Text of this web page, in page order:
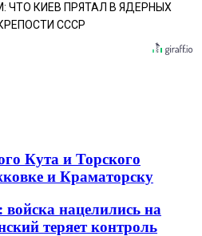
ЧТО КИЕВ ПРЯТАЛ В ЯДЕРНЫХ
СССР
Кута и Торского
и Краматорску
войска нацелились на
теряет контроль